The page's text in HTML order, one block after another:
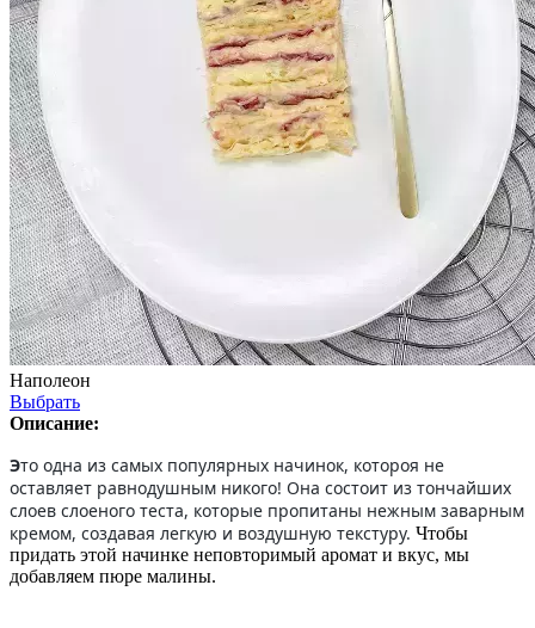
Наполеон
Выбрать
Описание:
Это одна из самых популярных начинок, котороя не
оставляет равнодушным никого! Она состоит из тончайших
слоев слоеного теста, которые пропитаны нежным заварным
кремом, создавая легкую и воздушную текстуру. Чтобы
придать этой начинке неповторимый аромат и вкус, мы
добавляем пюре малины.